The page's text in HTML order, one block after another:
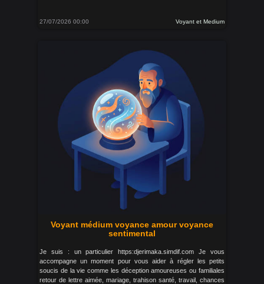
27/07/2026 00:00 Voyant et Medium
Voyant médium voyance amour voyance
sentimental
Je suis : un particulier https:djerimaka.simdif.com Je vous
accompagne un moment pour vous aider à régler les petits
soucis de la vie comme les déception amoureuses ou familiales
retour de lettre aimée, mariage, trahison santé, travail, chances